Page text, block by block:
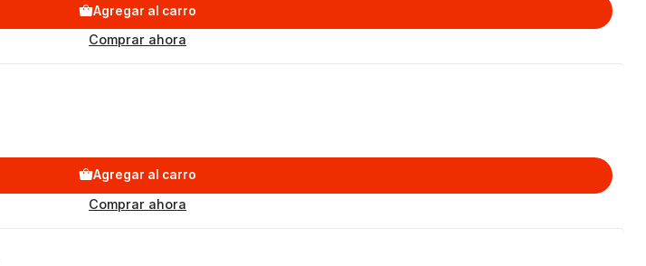
Agregar al carro
Comprar ahora
Agregar al carro
Comprar ahora